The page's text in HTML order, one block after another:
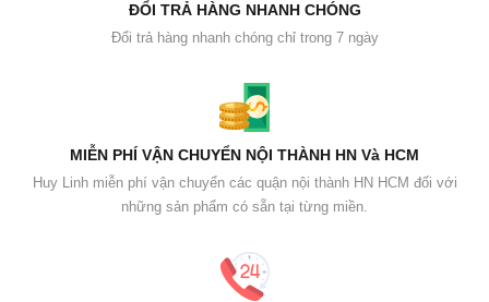
ĐỔI TRẢ HÀNG NHANH CHÓNG
Đổi trả hàng nhanh chóng chỉ trong 7 ngày
MIỄN PHÍ VẬN CHUYỂN NỘI THÀNH HN Và HCM
Huy Linh miễn phí vận chuyển các quận nội thành HN HCM đối với
những sản phẩm có sẵn tại từng miền.